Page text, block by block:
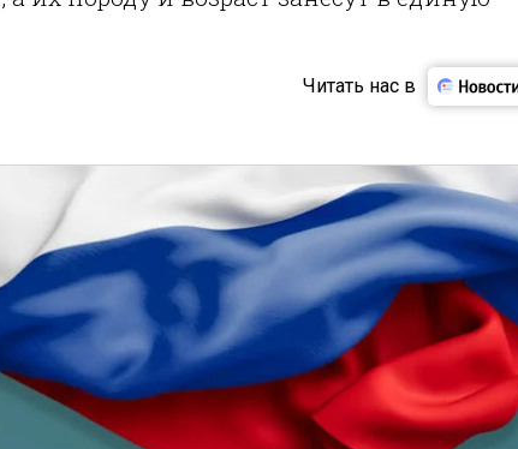
Читать нас в